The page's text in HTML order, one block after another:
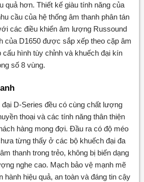
quả hơn. Thiết kế giàu tính năng của
cầu của hệ thống âm thanh phân tán
các điều khiển âm lượng Russound
của D1650 được sắp xếp theo cặp âm
cấu hình tùy chỉnh và khuếch đại kín
số 8 vùng.
D-Series đều có cùng chất lượng
thoại và các tính năng thân thiện
hàng mong đợi. Đầu ra có độ méo
từng thấy ở các bộ khuếch đại đa
thanh trong trẻo, không bị biến dạng
nghe cao. Mạch bảo vệ mạnh mẽ
hành hiệu quả, an toàn và đáng tin cậy